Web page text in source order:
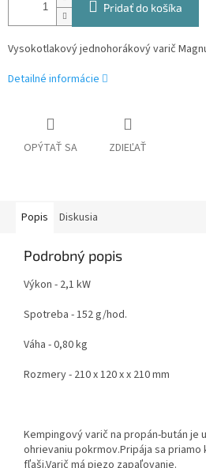
Pridať do košíka
Vysokotlakový jednohorákový varič
Detailné informácie
OPÝTAŤ SA ZDIEĽAŤ
Popis Diskusia
Podrobný popis
Výkon - 2,1 kW
Spotreba - 152 g/hod.
Váha - 0,80 kg
Rozmery - 210 x 120 x x 210 mm
Kempingový varič na propán-bután je
ohrievaniu pokrmov.Pripája sa